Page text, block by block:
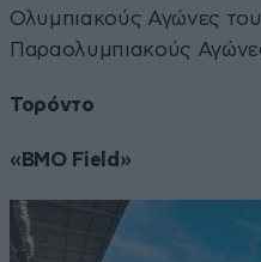
Ολυμπιακούς Αγώνες του
Παραολυμπιακούς
Τορόντο
«BMO Field»